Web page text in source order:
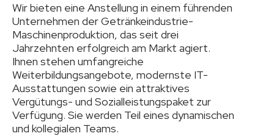
Wir bieten eine Anstellung in einem führenden
Unternehmen der Getränkeindustrie-
Maschinenproduktion, das seit drei
Jahrzehnten erfolgreich am Markt agiert.
Ihnen stehen umfangreiche
Weiterbildungsangebote, modernste IT-
Ausstattungen sowie ein attraktives
Vergütungs- und Sozialleistungspaket zur
Verfügung. Sie werden Teil eines dynamischen
und kollegialen Teams.